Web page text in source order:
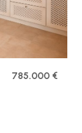
785.000 €